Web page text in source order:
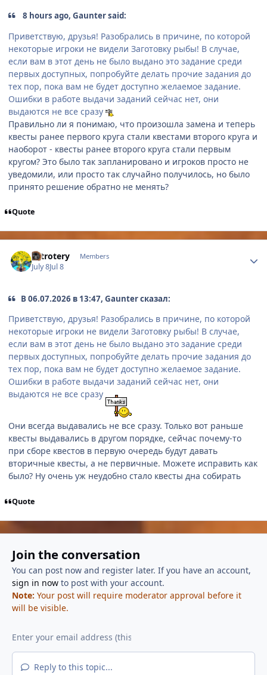
8 hours ago, Gaunter said:
Приветствую, друзья! Разобрались в причине, по которой
некоторые игроки не видели Заготовку рыбы! В случае,
если вам в этот день не было выдано это задание среди
первых доступных, попробуйте делать прочие задания до
тех пор, пока вам не будет доступно желаемое задание.
Ошибки в работе выдачи заданий сейчас нет, они
выдаются не все сразу
Правильно ли я понимаю, что произошла замена и теперь
квесты ранее первого круга стали квестами второго круга и
наоборот - квесты ранее второго круга стали первым
кругом? Это было так запланировано и игроков просто не
уведомили, или просто так случайно получилось, но было
принято решение обратно не менять?
Quote
astrotery Members
July 8Jul 8
В 06.07.2026 в 13:47, Gaunter сказал:
Приветствую, друзья! Разобрались в причине, по которой
некоторые игроки не видели Заготовку рыбы! В случае,
если вам в этот день не было выдано это задание среди
первых доступных, попробуйте делать прочие задания до
тех пор, пока вам не будет доступно желаемое задание.
Ошибки в работе выдачи заданий сейчас нет, они
выдаются не все сразу
Они всегда выдавались не все сразу. Только вот раньше
квесты выдавались в другом порядке, сейчас почему-то
при сборе квестов в первую очередь будут давать
вторичные квесты, а не первичные. Можете исправить как
было? Ну очень уж неудобно стало квесты дна собирать
Quote
Join the conversation
You can post now and register later. If you have an account,
sign in nowto post with your account.
Note: Your post will require moderator approval before it
will be visible.
Reply to this topic...